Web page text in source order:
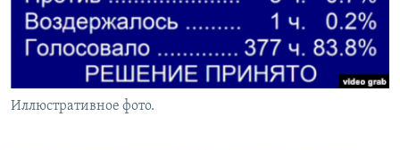
Иллюстративное фото.